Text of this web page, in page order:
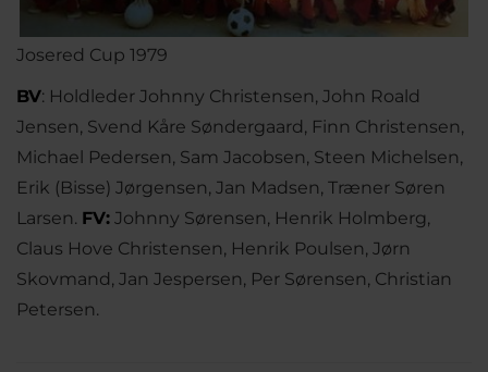
Josered Cup 1979
BV: Holdleder Johnny Christensen, John Roald
Jensen, Svend Kåre Søndergaard, Finn Christensen,
Michael Pedersen, Sam Jacobsen, Steen Michelsen,
Erik (Bisse) Jørgensen, Jan Madsen, Træner Søren
Larsen. FV: Johnny Sørensen, Henrik Holmberg,
Claus Hove Christensen, Henrik Poulsen, Jørn
Skovmand, Jan Jespersen, Per Sørensen, Christian
Petersen.